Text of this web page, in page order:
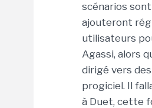
scénarios
ajouteront
utilisateurs
Agassi, alors
dirigé vers
progiciel. Il
à Duet, cette